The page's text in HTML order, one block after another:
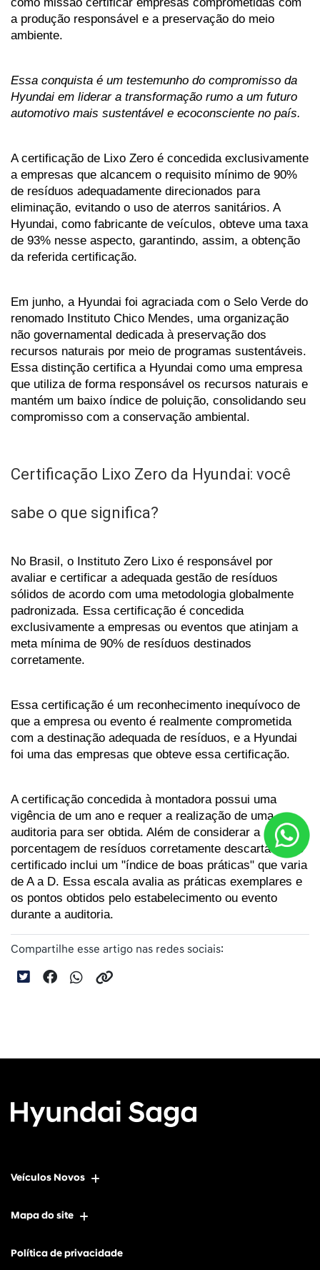
a produção responsável e a preservação do meio
ambiente.
Essa conquista é um testemunho do compromisso da
Hyundai em liderar a transformação rumo a um futuro
automotivo mais sustentável e ecoconsciente no país.
A certificação de Lixo Zero é concedida exclusivamente
a empresas que alcancem o requisito mínimo de 90%
de resíduos adequadamente direcionados para
eliminação, evitando o uso de aterros sanitários. A
Hyundai, como fabricante de veículos, obteve uma taxa
de 93% nesse aspecto, garantindo, assim, a obtenção
da referida certificação.
Em junho, a Hyundai foi agraciada com o Selo Verde do
renomado Instituto Chico Mendes, uma organização
não governamental dedicada à preservação dos
recursos naturais por meio de programas sustentáveis.
Essa distinção certifica a Hyundai como uma empresa
que utiliza de forma responsável os recursos naturais e
mantém um baixo índice de poluição, consolidando seu
compromisso com a conservação ambiental.
Certificação Lixo Zero da Hyundai: você
sabe o que significa?
No Brasil, o Instituto Zero Lixo é responsável por
avaliar e certificar a adequada gestão de resíduos
sólidos de acordo com uma metodologia globalmente
padronizada. Essa certificação é concedida
exclusivamente a empresas ou eventos que atinjam a
meta mínima de 90% de resíduos destinados
corretamente.
Essa certificação é um reconhecimento inequívoco de
que a empresa ou evento é realmente comprometida
com a destinação adequada de resíduos, e a Hyundai
foi uma das empresas que obteve essa certificação.
A certificação concedida à montadora possui uma
vigência de um ano e requer a realização de uma
auditoria para ser obtida. Além de considerar a
porcentagem de resíduos corretamente descartados, o
certificado inclui um "índice de boas práticas" que varia
de A a D. Essa escala avalia as práticas exemplares e
os pontos obtidos pelo estabelecimento ou evento
durante a auditoria.
Compartilhe esse artigo nas redes sociais:
Veículos Novos
Mapa do site
Política de privacidade